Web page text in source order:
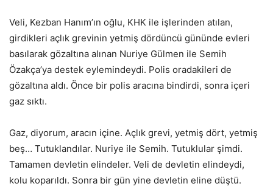
Veli, Kezban Hanım’ın oğlu, KHK ile işlerinden atılan,
girdikleri açlık grevinin yetmiş dördüncü gününde evleri
basılarak gözaltına alınan Nuriye Gülmen ile Semih
Özakça’ya destek eylemindeydi. Polis oradakileri de
gözaltına aldı. Önce bir polis aracına bindirdi, sonra içeri
gaz sıktı.
Gaz, diyorum, aracın içine. Açlık grevi, yetmiş dört, yetmiş
beş… Tutuklandılar. Nuriye ile Semih. Tutuklular şimdi.
Tamamen devletin elindeler. Veli de devletin elindeydi,
kolu koparıldı. Sonra bir gün yine devletin eline düştü.